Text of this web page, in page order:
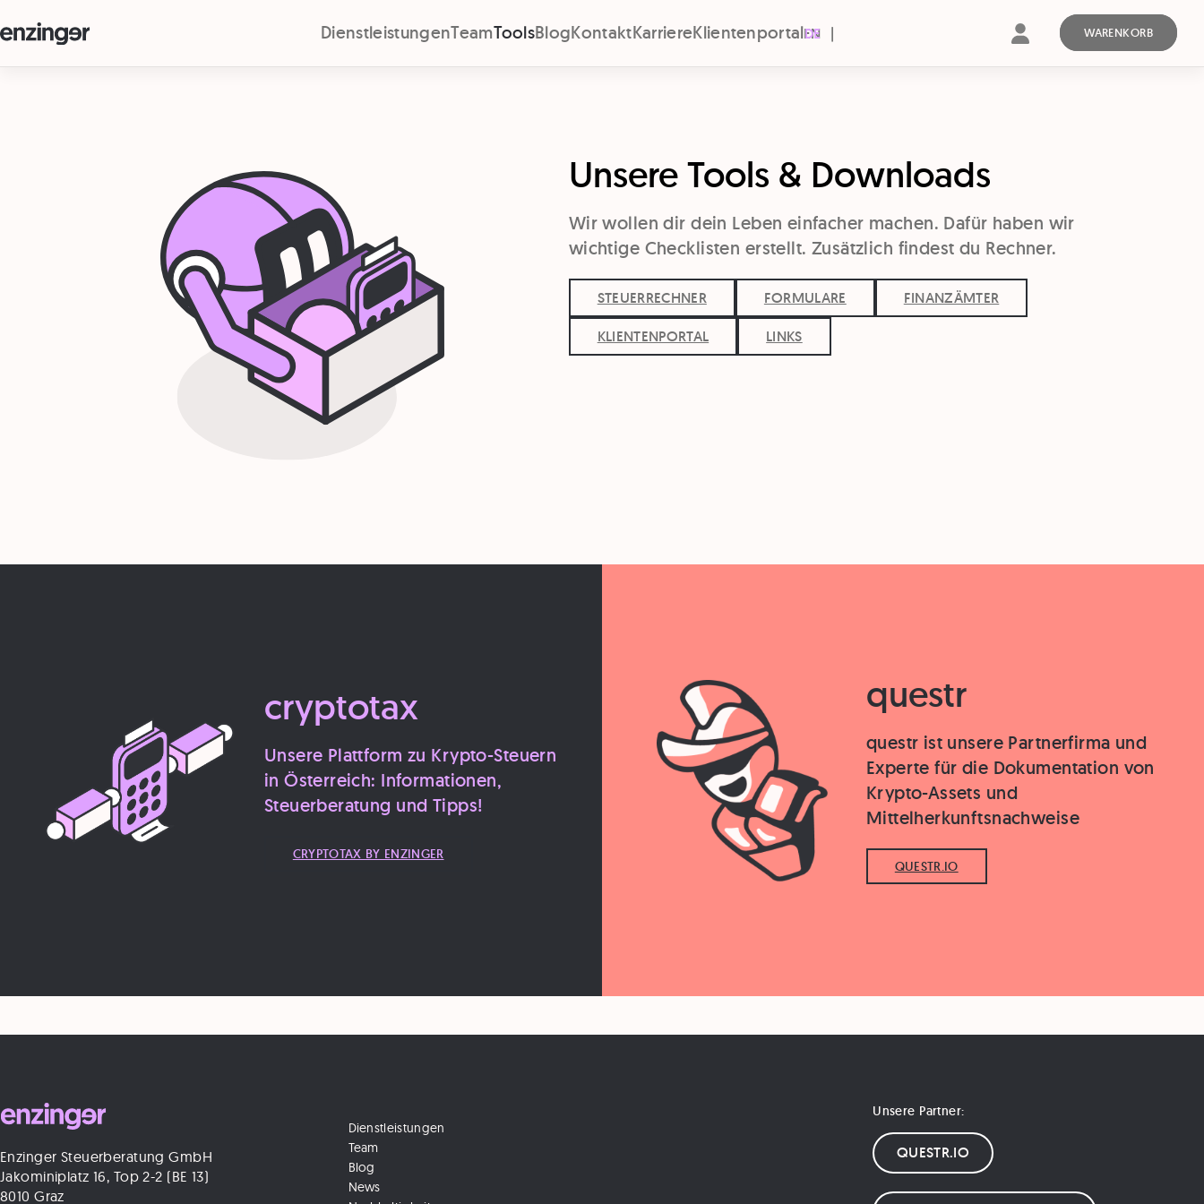
DienstleistungenTeamToolsBlogKontaktKarriereKlientenportalDE
EN WARENKORB
Unsere Tools & Downloads
Wir wollen dir dein Leben einfacher machen. Dafür haben wir
wichtige Checklisten erstellt. Zusätzlich findest du Rechner.
STEUERRECHNER FORMULARE FINANZÄMTER
KLIENTENPORTAL LINKS
cryptotax
Unsere Plattform zu Krypto-Steuern
in Österreich: Informationen,
Steuerberatung und Tipps!
CRYPTOTAX BY ENZINGER
questr
questr ist unsere Partnerfirma und
Experte für die Dokumentation von
Krypto-Assets und
Mittelherkunftsnachweise
QUESTR.IO
Enzinger Steuerberatung GmbH
Jakominiplatz 16, Top 2-2 (BE 13)
8010 Graz
Dienstleistungen
Team
Blog
News
Unsere Partner:
QUESTR.IO